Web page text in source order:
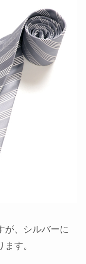
が、シルバーに
す。